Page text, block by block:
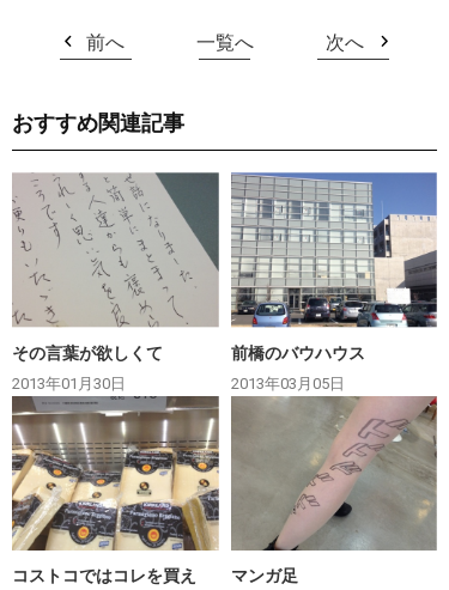
前へ 一覧へ 次へ
おすすめ関連記事
その言葉が欲しくて
2013年01月30日
前橋のバウハウス
2013年03月05日
コストコではコレを買え
マンガ足